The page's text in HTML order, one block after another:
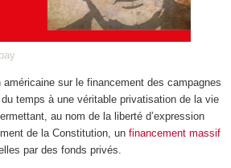
américaine sur le financement des campagnes
temps à une véritable privatisation de la vie
au nom de la liberté d’expression
de la Constitution, un financement massif
par des fonds privés.